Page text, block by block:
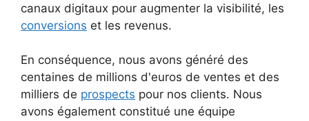
canaux digitaux pour augmenter la visibilité, les
conversions et les revenus.
En conséquence, nous avons généré des
centaines de millions d'euros de ventes et des
milliers de prospects pour nos clients. Nous
avons également constitué une équipe